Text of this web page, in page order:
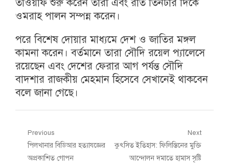
তাওয়াফ শুরু করেন তারা এবং রাত তিনটার দিকে
ওমরাহ পালন সম্পন্ন করেন।
পরে বিশেষ দোয়ার মাধ্যমে দেশ ও জাতির মঙ্গল
কামনা করেন। বর্তমানে তারা সৌদি রয়েল প্যালেসে
রয়েছেন এবং দেশের ফেরার আগ পর্যন্ত সৌদি
বাদশার রাজকীয় মেহমান হিসেবে সেখানেই থাকবেন
বলে জানা গেছে।
Post
navigation
Previous
Previous
post:
পিলখানার বিডিআর হত্যাযজ্ঞের
অপ্রকাশিত গোপন
Next
Next
post:
কুৎসিত ইতিহাস: ফিলিস্তিনের মুক্তি
আন্দোলন দমাতে হামাস সৃষ্টি